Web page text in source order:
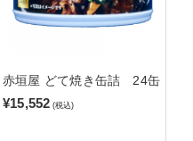
赤垣屋 どて焼き缶詰 24缶
¥15,552 (税込)